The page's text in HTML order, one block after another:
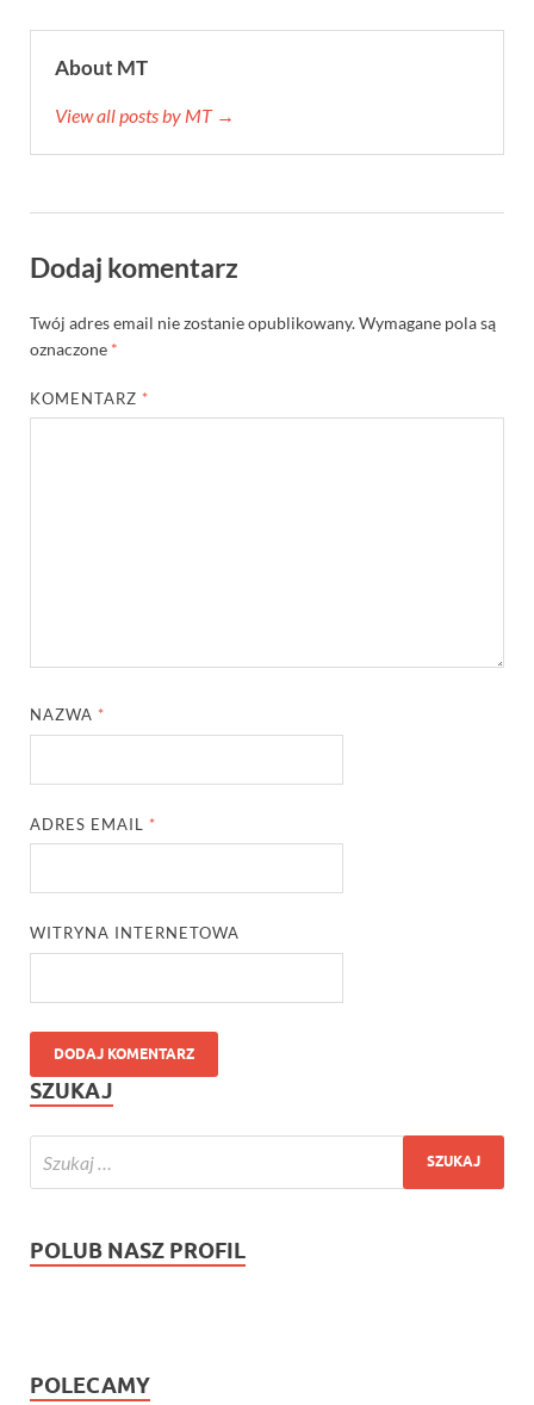
About MT
View all posts by MT →
Dodaj komentarz
Twój adres email nie zostanie opublikowany.Wymagane pola są
oznaczone *
KOMENTARZ *
NAZWA *
ADRES EMAIL *
WITRYNA INTERNETOWA
SZUKAJ
POLUB NASZ PROFIL
POLECAMY